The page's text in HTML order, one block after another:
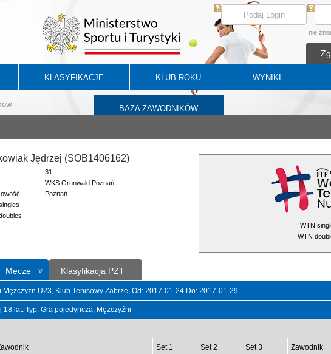
nie
KLASYFIKACJE KLUB ROKU WYNIKI
BAZA ZAWODNIKÓW
Jędrzej (SOB1406162)
31
WKS Grunwald Poznań
Poznań
-
-
WTN
WTN
Mecze Klasyfikacja PZT
Mężczyzn U23, Klub Tenisowy Zabrze, Od: 2017-01-24 Do: 2017-01-29
lat. Typ: Gra pojedyncza; Mężczyźni
Set 1 Set 2 Set 3 Zawodnik